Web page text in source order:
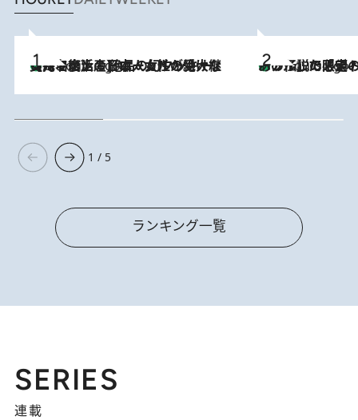
3 Hours Ago
【ハワイ土産】ローカルの絶大な支持で復活！ 絶品の幻クッキー《元ファンの日本人女性が受け継いだ名店》 3 Hours Ago
あの伝説の限定トートも！ リニューアルした「ディーン
1 / 5
ランキング一覧
SERIES
連載